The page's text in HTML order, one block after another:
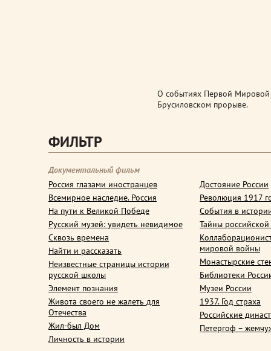
О событиях Первой Мировой
Брусиловском прорыве.
ФИЛЬТР
Документальный фильм
Россия глазами иностранцев
Всемирное наследие. Россия
На пути к Великой Победе
Русский музей: увидеть невидимое
Сквозь времена
Найти и рассказать
Неизвестные страницы истории
русской школы
Элемент познания
Живота своего не жалеть для
Отечества
Жил-был Дом
Личность в истории
Достояние России
Революция 1917
События в
Тайны
мировой войны
Монастырские
Библиотеки
Музеи России
1937. Год страха
Российские
Петергоф –